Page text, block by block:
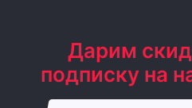
Дарим
подписку на